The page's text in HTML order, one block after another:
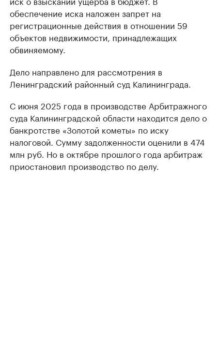
обеспечение иска наложен запрет на
регистрационные действия в отношении 59
объектов недвижимости, принадлежащих
обвиняемому.
Дело направлено для рассмотрения в
Ленинградский районный суд Калининграда.
С июня 2025 года в производстве Арбитражного
суда Калининградской области находится дело о
банкротстве «Золотой кометы» по иску
налоговой. Сумму задолженности оценили в 474
млн руб. Но в октябре прошлого года арбитраж
приостановил производство по делу.